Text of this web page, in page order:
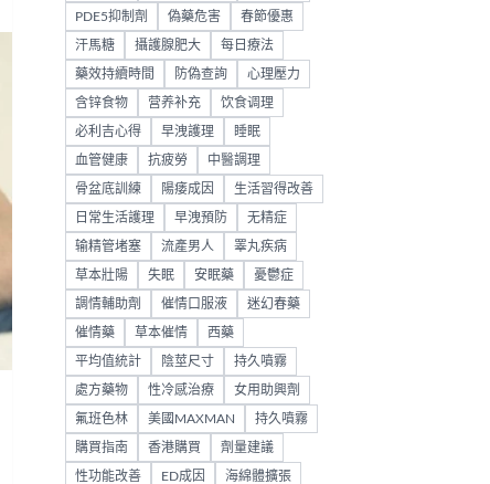
PDE5抑制劑 偽藥危害 春節優惠
汗馬糖 攝護腺肥大 每日療法
藥效持續時間 防偽查詢 心理壓力
含锌食物 营养补充 饮食调理
必利吉心得 早洩護理 睡眠
血管健康 抗疲勞 中醫調理
骨盆底訓練 陽痿成因 生活習得改善
日常生活護理 早洩預防 无精症
输精管堵塞 流產男人 睪丸疾病
草本壯陽 失眠 安眠藥 憂鬱症
調情輔助劑 催情口服液 迷幻春藥
催情藥 草本催情 西藥
平均值統計 陰莖尺寸 持久噴霧
處方藥物 性冷感治療 女用助興劑
氟班色林 美國MAXMAN 持久噴霧
購買指南 香港購買 劑量建議
性功能改善 ED成因 海綿體擴張